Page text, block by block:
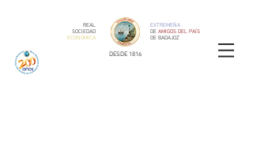
REAL
SOCIEDAD
ECONÓMICA
EXTREMEÑA
DE AMIGOS DEL PAÍS
DE BADAJOZ
DESDE 1816